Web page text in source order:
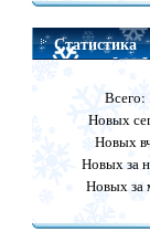
Статистика
Всего:
Новых
Новых
Новых за
Новых за